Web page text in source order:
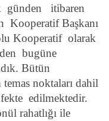
günden
itibaren
Kooperatif Başkanı
Kooperatif olarak
bugüne
Bütün
noktaları dahil
edilmektedir.
rahatlığı ile